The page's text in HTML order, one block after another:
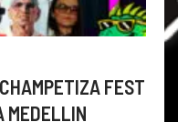
FEST
MEDELLIN